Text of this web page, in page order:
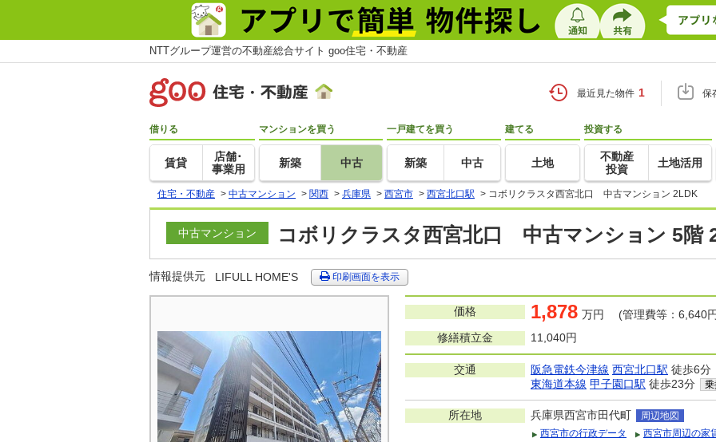
NTTグループ運営の不動産総合サイト goo住宅・不動産
最近見た物件 1 保
借りる
賃貸
店舗･
事業用
マンションを買う
新築 中古
一戸建てを買う
新築 中古
建てる
土地
投資する
不動産
投資
土地活用
住宅・不動産 > 中古マンション > 関西 > 兵庫県 > 西宮市 > 西宮北口駅 > コボリクラスタ西宮北口 中古マンション 2LDK
中古マンション コボリクラスタ西宮北口 中古マンション 5階
情報提供元 LIFULL HOME'S 印刷画面を表示
価格 1,878 万円 (管理費等：6,640
修繕積立金
11,040円
交通 阪急電鉄今津線 西宮北口駅 徒歩6分
東海道本線 甲子園口駅 徒歩23分
所在地 兵庫県西宮市田代町
周辺地図
西宮市の行政データ
西宮市周辺の家